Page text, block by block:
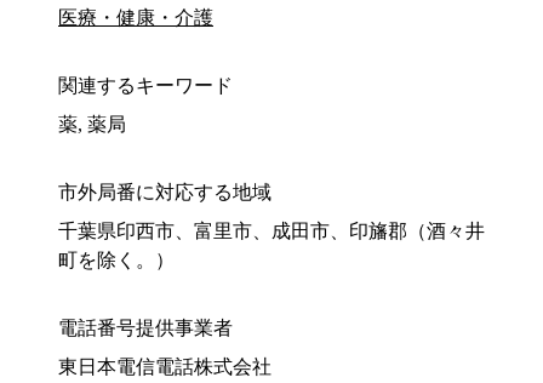
医療・健康・介護
関連するキーワード
薬, 薬局
市外局番に対応する地域
千葉県印西市、富里市、成田市、印旛郡（酒々井
町を除く。）
電話番号提供事業者
東日本電信電話株式会社